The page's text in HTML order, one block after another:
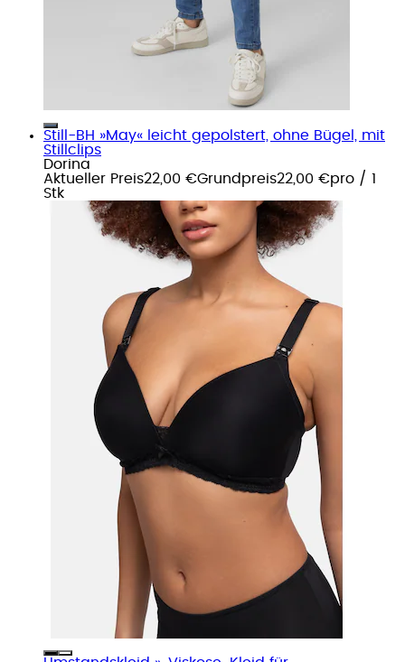
Still-BH »May« leicht gepolstert, ohne Bügel, mit
Stillclips
Dorina
Aktueller Preis22,00 €Grundpreis22,00 €pro / 1
Stk